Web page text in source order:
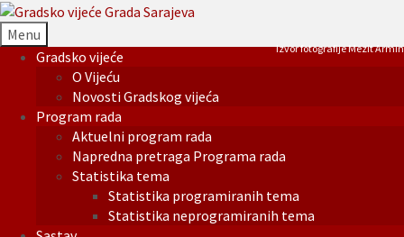
Menu
Gradsko vijeće
O Vijeću
Novosti Gradskog vijeća
Program rada
Aktuelni program rada
Napredna pretraga Programa rada
Statistika tema
Statistika programiranih tema
Statistika neprogramiranih tema
Izvor fotografije Mezit Armin